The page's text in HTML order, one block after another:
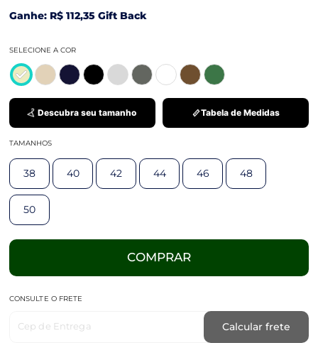
Ganhe: R$ 112,35 Gift Back
SELECIONE A COR
Descubra seu tamanho Tabela de Medidas
TAMANHOS
38 40 42 44 46 48
50
COMPRAR
CONSULTE O FRETE
Cep de Entrega Calcular frete